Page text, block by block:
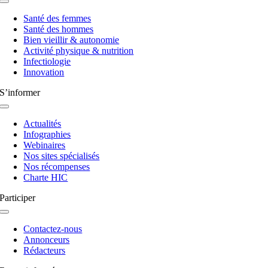
Navigation
basculeSanté des femmes
Santé des hommes
Bien vieillir & autonomie
Activité physique & nutrition
Infectiologie
Innovation
S’informer
Navigation
basculeActualités
Infographies
Webinaires
Nos sites spécialisés
Nos récompenses
Charte HIC
Participer
Navigation
basculeContactez-nous
Annonceurs
Rédacteurs